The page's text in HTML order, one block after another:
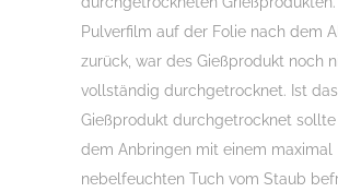
Pulverfilm auf der Folie nach dem
zurück, war des Gießprodukt noch
vollständig durchgetrocknet. Ist das
Gießprodukt durchgetrocknet sollte
dem Anbringen mit einem maximal
nebelfeuchten Tuch vom Staub